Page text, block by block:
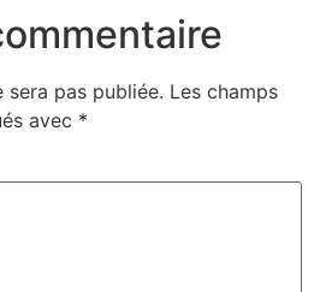
sera pas publiée. Les champs
avec *